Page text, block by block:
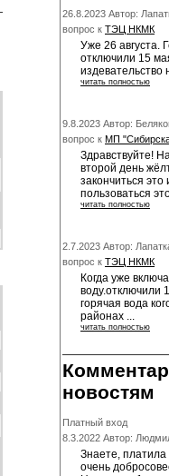
26.8.2023 Автор:
вопрос к ТЭЦ НКМК
Уже 26 августа.
отключили 15
издевательство
читать полностью
9.8.2023 Автор:
вопрос к МП
Здравствуйте!
второй день
закончиться это
пользоваться
читать полностью
2.7.2023 Автор:
вопрос к ТЭЦ НКМК
Когда уже
воду.отключили
горячая вода
районах ...
читать полностью
новостям
Платный вход
8.3.2022 Автор:
Знаете,
очень